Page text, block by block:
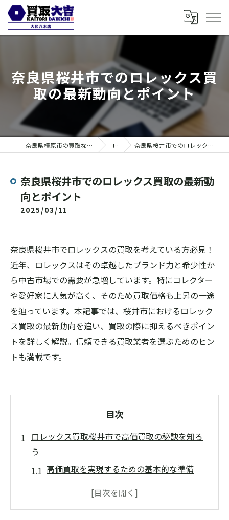
奈良県桜井市でのロレックス買
取の最新動向とポイント
奈良県橿原市の買取なら買取大吉 大和八木店 コラム 奈良県桜井市でのロレックス買取の最新動向とポイント
奈良県桜井市でのロレックス買取の最新動
向とポイント
2025/03/11
奈良県桜井市でロレックスの買取を考えている方必見！
近年、ロレックスはその卓越したブランド力と希少性か
ら中古市場での需要が急増しています。特にコレクター
や愛好家に人気が高く、そのため買取価格も上昇の一途
を辿っています。本記事では、桜井市におけるロレック
ス買取の最新動向を追い、買取の際に抑えるべきポイン
トを詳しく解説。信頼できる買取業者を選ぶためのヒン
トも満載です。
目次
ロレックス買取桜井市で高価買取の秘訣を知ろ
う
高価買取を実現するための基本的な準備
ロレックスの状態が買取価格に与える影響